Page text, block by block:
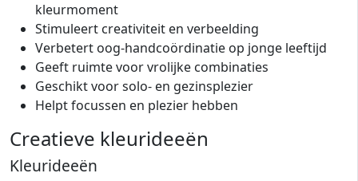
kleurmoment
Stimuleert creativiteit en verbeelding
Verbetert oog-handcoördinatie op jonge leeftijd
Geeft ruimte voor vrolijke combinaties
Geschikt voor solo- en gezinsplezier
Helpt focussen en plezier hebben
Creatieve kleurideeën
Kleurideeën